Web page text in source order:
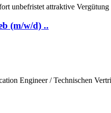
unbefristet attraktive
(m/w/d) ..
Engineer / Technischen